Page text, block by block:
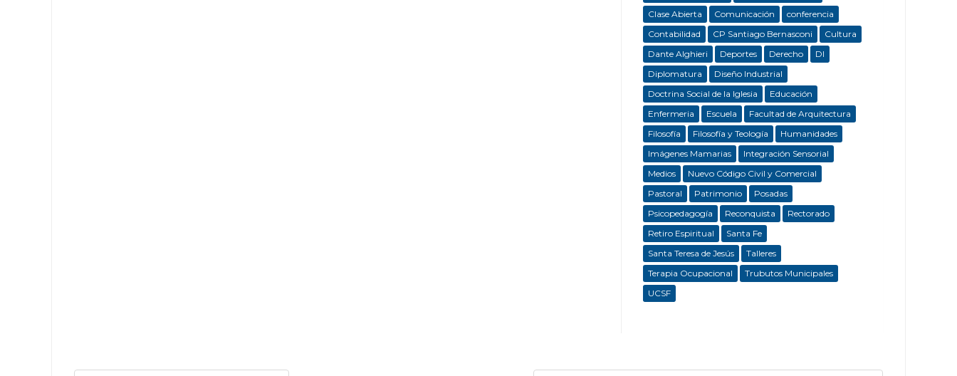
Clase Abierta
Comunicación
conferencia
Contabilidad
CP Santiago Bernasconi
Cultura
Dante Alghieri
Deportes Derecho
DI
Diplomatura
Diseño Industrial
Doctrina Social de la Iglesia
Educación
Enfermeria
Escuela
Facultad de Arquitectura
Filosofía
Filosofía y Teología
Humanidades
Imágenes Mamarias
Integración Sensorial
Medios
Nuevo Código Civil y Comercial
Pastoral
Patrimonio
Posadas
Psicopedagogía
Reconquista
Rectorado
Retiro Espiritual
Santa Fe
Santa Teresa de Jesús
Talleres
Terapia Ocupacional
Trubutos Municipales
UCSF